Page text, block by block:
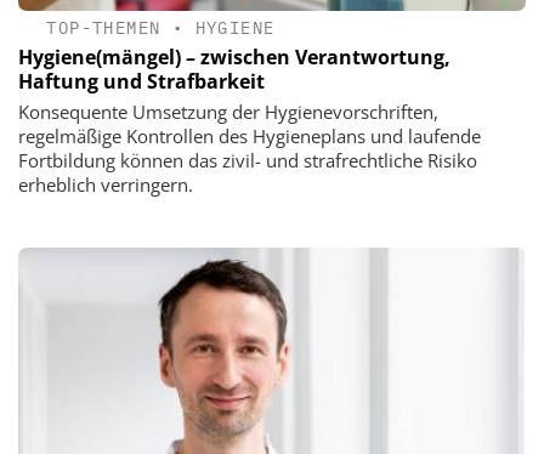
TOP-THEMEN • HYGIENE
Hygiene(mängel) – zwischen Verantwortung,
Haftung und Strafbarkeit
Konsequente Umsetzung der Hygienevorschriften,
regelmäßige Kontrollen des Hygieneplans und laufende
Fortbildung können das zivil- und strafrechtliche Risiko
erheblich verringern.